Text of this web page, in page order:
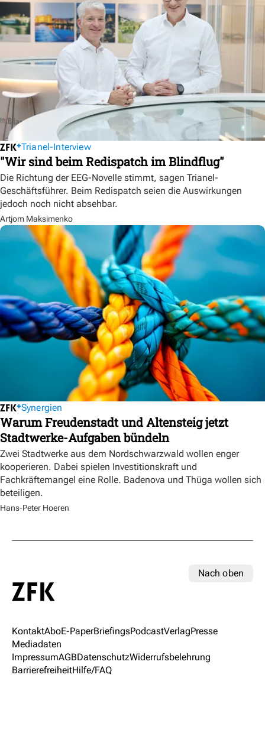
Trianel-Interview
"Wir sind beim Redispatch im Blindflug"
Die Richtung der EEG-Novelle stimmt, sagen Trianel-
Geschäftsführer. Beim Redispatch seien die Auswirkungen
jedoch noch nicht absehbar.
Artjom Maksimenko
Synergien
Warum Freudenstadt und Altensteig jetzt
Stadtwerke-Aufgaben bündeln
Zwei Stadtwerke aus dem Nordschwarzwald wollen enger
kooperieren. Dabei spielen Investitionskraft und
Fachkräftemangel eine Rolle. Badenova und Thüga wollen sich
beteiligen.
Hans-Peter Hoeren
Nach oben
KontaktAboE-PaperBriefingsPodcastVerlagPresse
Mediadaten
ImpressumAGBDatenschutzWiderrufsbelehrung
BarrierefreiheitHilfe/FAQ